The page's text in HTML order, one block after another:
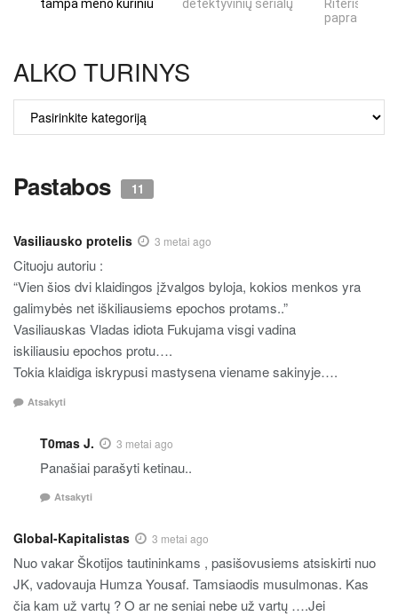
tampa meno kūriniu
detektyvinių serialų
Riteris" – kai
ALKO TURINYS
ALKO
TURINYS
Pastabos 11
Vasiliausko protelis 3 metai ago
Cituoju autoriu :
“Vien šios dvi klaidingos įžvalgos byloja, kokios menkos yra
galimybės net iškiliausiems epochos protams..”
Vasiliauskas Vladas idiota Fukujama visgi vadina
iskiliausiu epochos protu….
Tokia klaidiga iskrypusi mastysena viename sakinyje….
Atsakyti
T0mas J. 3 metai ago
Panašiai parašyti ketinau..
Atsakyti
Global-Kapitalistas 3 metai ago
Nuo vakar Škotijos tautininkams , pasišovusiems atsiskirti nuo
JK, vadovauja Humza Yousaf. Tamsiaodis musulmonas. Kas
čia kam už vartų ? O ar ne seniai nebe už vartų ….Jei